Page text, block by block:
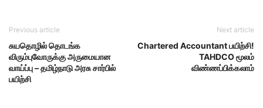
Previous article
சுயதொழில் தொடங்க
விரும்புவோருக்கு அருமையான
வாய்ப்பு – தமிழ்நாடு அரசு சார்பில்
பயிற்சி
Next article
Chartered Accountant பயிற்சி!
TAHDCO மூலம்
விண்ணப்பிக்கலாம்